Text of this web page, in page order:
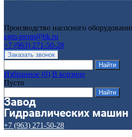
Производство насосного
zgm-prom@bk.ru
+7 (963) 271-50-28
Избранное (0) В корзине
Пусто
+7 (963) 271-50-28